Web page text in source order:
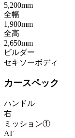
5,200mm
全幅
1,980mm
全高
2,650mm
ビルダー
セキソーボディ
カースペック
ハンドル
右
ミッション①
AT